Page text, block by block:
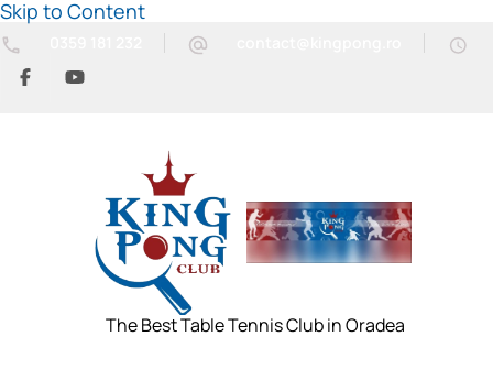
Skip to Content
The Best Table Tennis Club in Oradea